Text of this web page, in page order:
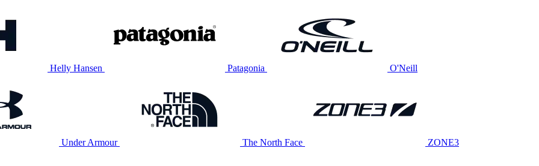
Helly Hansen Patagonia O'Neill
Under Armour The North Face ZONE3